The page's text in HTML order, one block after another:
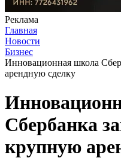
Реклама
Главная
Новости
Бизнес
Инновационная школа
арендную сделку
Сбербанка
крупную